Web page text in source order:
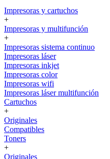
Impresoras y cartuchos
+
Impresoras y multifunción
+
Impresoras sistema continuo
Impresoras láser
Impresoras inkjet
Impresoras color
Impresoras wifi
Impresoras láser multifunción
Cartuchos
+
Originales
Compatibles
Toners
+
Originales